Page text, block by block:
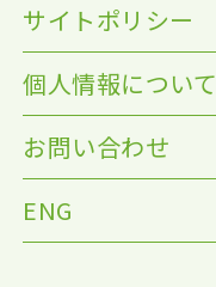
サイトポリシー
個人情報について
お問い合わせ
ENG